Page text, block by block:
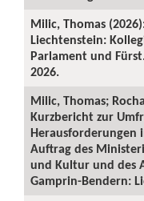
Milic, Thomas
Liechtenstein:
Parlament und
2026.
Milic, Thomas;
Kurzbericht zur
Herausforderungen
Auftrag des
und Kultur und des
Gamprin-Bendern: